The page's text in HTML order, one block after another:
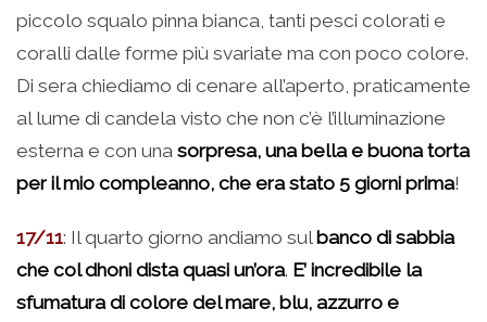
piccolo squalo pinna bianca, tanti pesci colorati e
coralli dalle forme più svariate ma con poco colore.
Di sera chiediamo di cenare all’aperto, praticamente
al lume di candela visto che non c’è l’illuminazione
esterna e con una sorpresa, una bella e buona torta
per il mio compleanno, che era stato 5 giorni prima!
17/11: Il quarto giorno andiamo sul banco di sabbia
che col dhoni dista quasi un’ora. E’ incredibile la
sfumatura di colore del mare, blu, azzurro e